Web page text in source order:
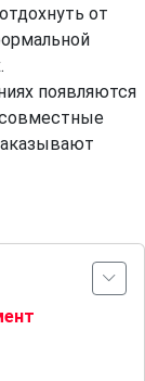
от
появляются